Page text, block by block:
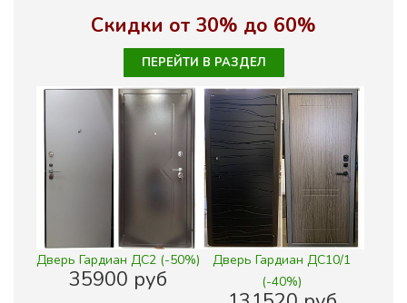
Скидки от 30% до 60%
ПЕРЕЙТИ В РАЗДЕЛ
Дверь Гардиан ДС2 (-50%)
35900 руб
Дверь Гардиан ДС10/1
(-40%)